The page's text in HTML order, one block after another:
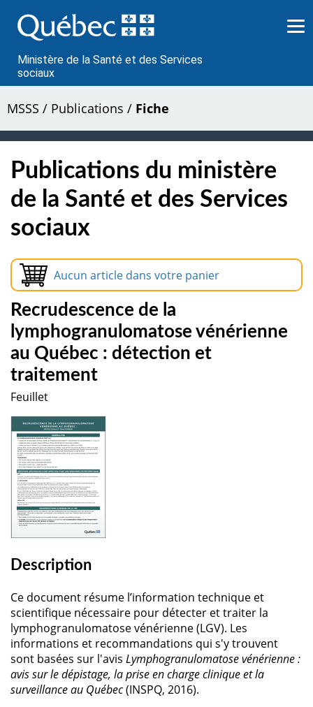
au
contenu
Ministère de la Santé et des Services
sociaux
MSSS / Publications / Fiche
Publications du ministère
de la Santé et des Services
sociaux
Aucun article dans votre panier
Recrudescence de la
lymphogranulomatose vénérienne
au Québec : détection et
traitement
Feuillet
Description
Ce document résume l’information technique et
scientifique nécessaire pour détecter et traiter la
lymphogranulomatose vénérienne (LGV). Les
informations et recommandations qui s'y trouvent
sont basées sur l'avis Lymphogranulomatose vénérienne :
avis sur le dépistage, la prise en charge clinique et la
surveillance au Québec(INSPQ, 2016).